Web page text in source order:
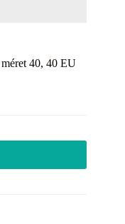
40, 40 EU